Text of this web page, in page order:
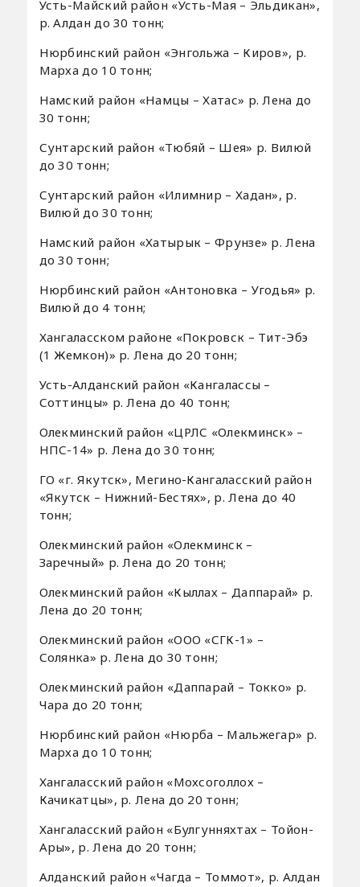
Усть-Майский район «Усть-Мая – Эльдикан»,
р. Алдан до 30 тонн;
Нюрбинский район «Энгольжа – Киров», р.
Марха до 10 тонн;
Намский район «Намцы – Хатас» р. Лена до
30 тонн;
Сунтарский район «Тюбяй – Шея» р. Вилюй
до 30 тонн;
Сунтарский район «Илимнир – Хадан», р.
Вилюй до 30 тонн;
Намский район «Хатырык – Фрунзе» р. Лена
до 30 тонн;
Нюрбинский район «Антоновка – Угодья» р.
Вилюй до 4 тонн;
Хангаласском районе «Покровск – Тит-Эбэ
(1 Жемкон)» р. Лена до 20 тонн;
Усть-Алданский район «Кангалассы –
Соттинцы» р. Лена до 40 тонн;
Олекминский район «ЦРЛС «Олекминск» –
НПС-14» р. Лена до 30 тонн;
ГО «г. Якутск», Мегино-Кангаласский район
«Якутск – Нижний-Бестях», р. Лена до 40
тонн;
Олекминский район «Олекминск –
Заречный» р. Лена до 20 тонн;
Олекминский район «Кыллах – Даппарай» р.
Лена до 20 тонн;
Олекминский район «ООО «СГК-1» –
Солянка» р. Лена до 30 тонн;
Олекминский район «Даппарай – Токко» р.
Чара до 20 тонн;
Нюрбинский район «Нюрба – Мальжегар» р.
Марха до 10 тонн;
Хангаласский район «Мохсоголлох –
Качикатцы», р. Лена до 20 тонн;
Хангаласский район «Булгунняхтах – Тойон-
Ары», р. Лена до 20 тонн;
Алданский район «Чагда – Томмот», р. Алдан